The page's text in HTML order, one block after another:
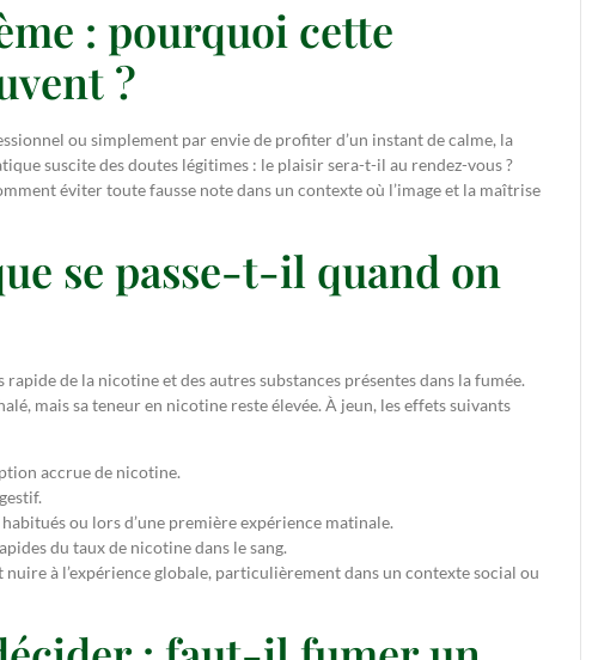
: pourquoi cette
?
ou simplement par envie de profiter d’un instant de calme, la
suscite des doutes légitimes : le plaisir sera-t-il au rendez-vous ?
éviter toute fausse note dans un contexte où l’image et la maîtrise
se passe-t-il quand on
de la nicotine et des autres substances présentes dans la fumée.
mais sa teneur en nicotine reste élevée. À jeun, les effets suivants
accrue de nicotine.
ou lors d’une première expérience matinale.
du taux de nicotine dans le sang.
à l’expérience globale, particulièrement dans un contexte social ou